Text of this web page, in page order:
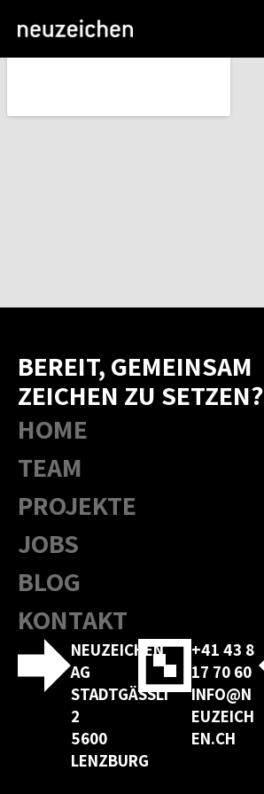
BEREIT, GEMEINSAM
ZEICHEN ZU SETZEN?
HOME
TEAM
PROJEKTE
JOBS
BLOG
KONTAKT
NEUZEICHEN
AG
STADTGÄSSLI
2
5600
LENZBURG
+41 43 8
17 70 60
INFO@N
EUZEICH
EN.CH